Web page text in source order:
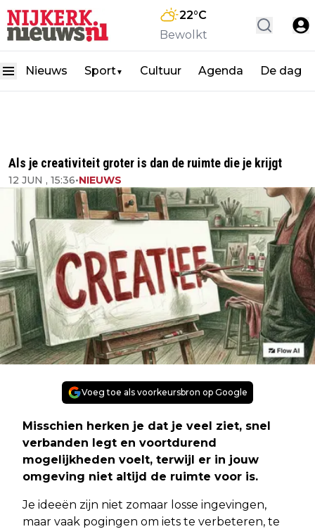
22°C
Bewolkt
Nieuws Sport▼ Cultuur Agenda De dag
Als je creativiteit groter is dan de ruimte die je krijgt
12 JUN , 15:36•NIEUWS
Voeg toe als voorkeursbron op Google
Misschien herken je dat je veel ziet, snel
verbanden legt en voortdurend
mogelijkheden voelt, terwijl er in jouw
omgeving niet altijd de ruimte voor is.
Je ideeën zijn niet zomaar losse ingevingen,
maar vaak pogingen om iets te verbeteren, te